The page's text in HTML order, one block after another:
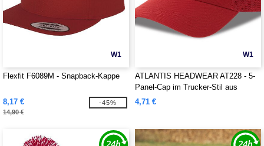
W1
Flexfit F6089M - Snapback-Kappe
8,17 €
14,90 €
-45%
W1
ATLANTIS HEADWEAR AT228 - 5-
Panel-Cap im Trucker-Stil aus
Baumwolle
4,71 €